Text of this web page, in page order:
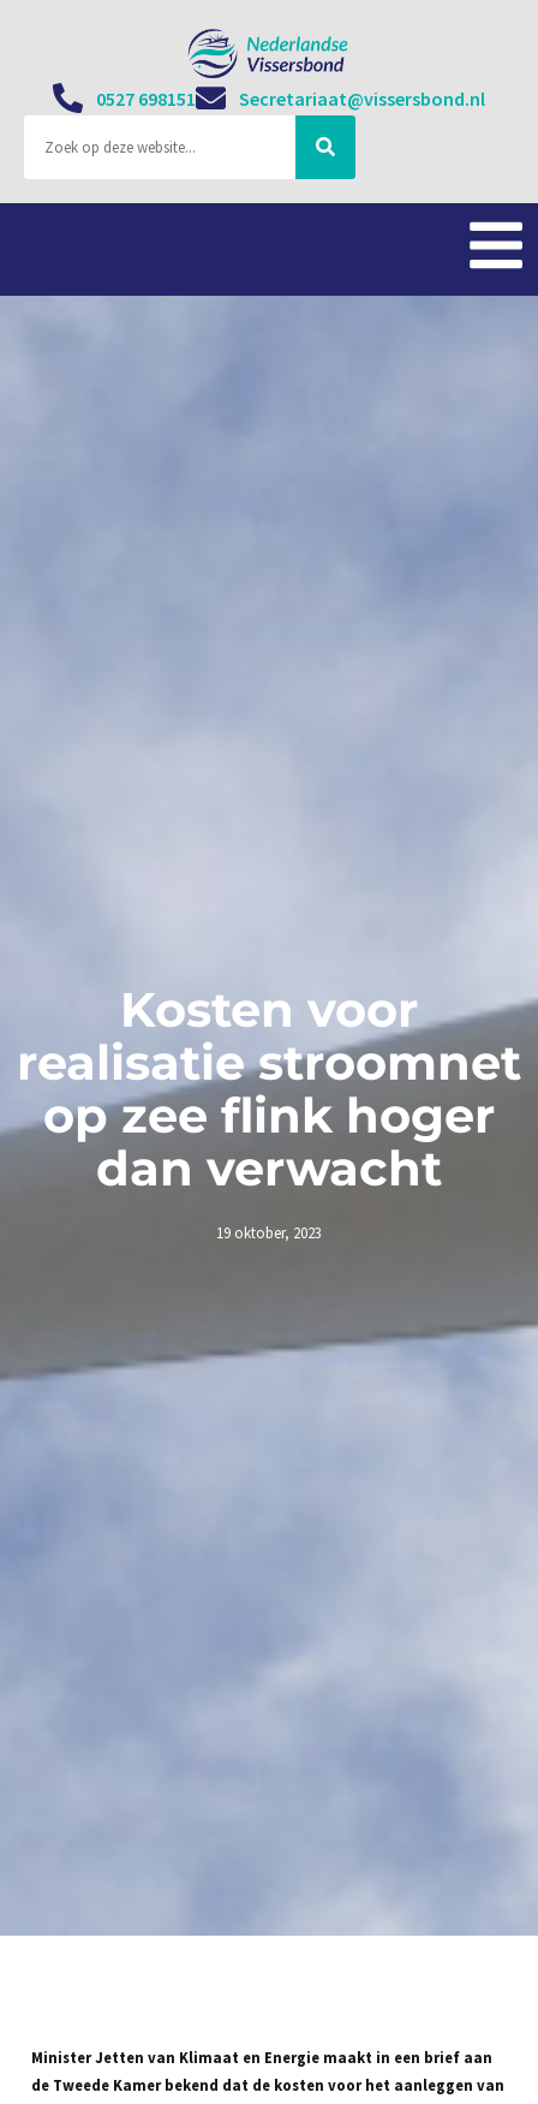
0527 698151 Secretariaat@vissersbond.nl
Kosten voor
realisatie stroomnet
op zee flink hoger
dan verwacht
19 oktober, 2023
Minister Jetten van Klimaat en Energie maakt in een brief aan
de Tweede Kamer bekend dat de kosten voor het aanleggen van